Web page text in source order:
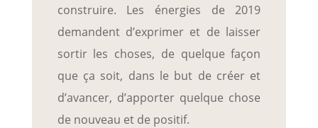
construire. Les énergies de 2019
demandent d’exprimer et de laisser
sortir les choses, de quelque façon
que ça soit, dans le but de créer et
d’avancer, d’apporter quelque chose
de nouveau et de positif.